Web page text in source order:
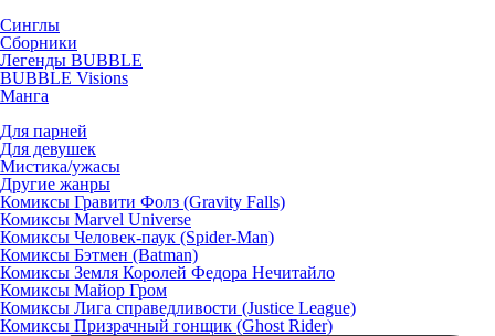
Синглы
Сборники
Легенды BUBBLE
BUBBLE Visions
Манга
Для парней
Для девушек
Мистика/ужасы
Другие жанры
Комиксы Гравити Фолз (Gravity Falls)
Комиксы Marvel Universe
Комиксы Человек-паук (Spider-Man)
Комиксы Бэтмен (Batman)
Комиксы Земля Королей Федора Нечитайло
Комиксы Майор Гром
Комиксы Лига справедливости (Justice League)
Комиксы Призрачный гонщик (Ghost Rider)